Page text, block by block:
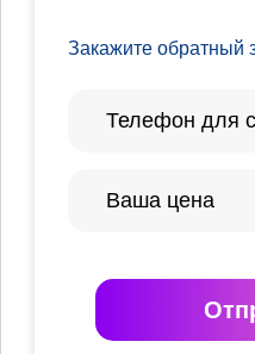
Закажите обратный